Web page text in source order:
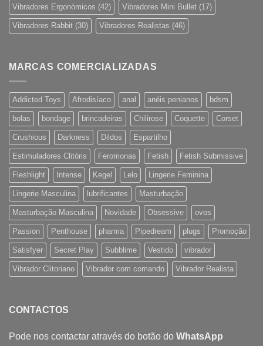
Vibradores Ergonómicos (42) Vibradores Mini Bullet (17)
Vibradores Rabbit (30) Vibradores Realistas (46)
MARCAS COMERCIALIZADAS
Addicted Toys Afrodisíaco anal anéis penianos bdsm
bolas bondage brincadeiras Chilirose Coquette Corset
Crushious Darkness Dildos Espartilho
Estimuladores Clitóris Feromonas Fetish Fetish Submissive
Fleshlight Intense Kegel Lelo Lingerie Feminina
Lingerie Masculina lubrificantes Masturbação
Masturbação Masculina Novidade Obsessive ovos
Passion Penthouse pharma Pipedream plugs Promoção
Satisfyer Secret Play Subblime Vestido vibrador
Vibrador Clitoriano Vibrador com comando Vibrador Realista
CONTACTOS
Pode nos contactar através do botão do WhatsApp